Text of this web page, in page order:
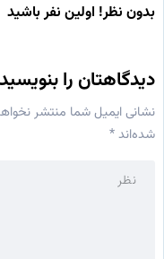
بدون نظر! اولین نفر باشید
دیدگاهتان را بنویسید
نشانی ایمیل شما منتشر
شده‌اند*